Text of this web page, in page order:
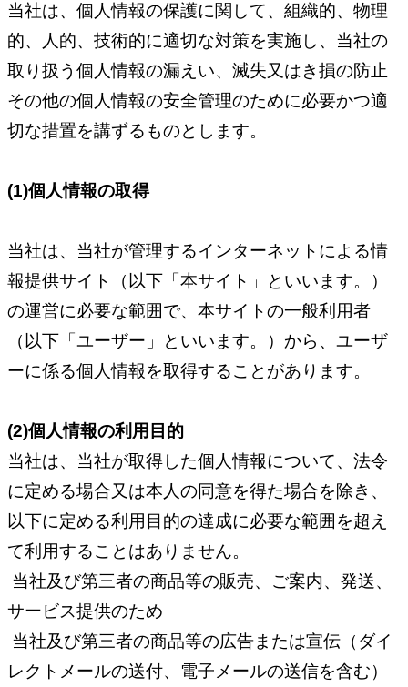
当社は、個人情報の保護に関して、組織的、物理
的、人的、技術的に適切な対策を実施し、当社の
取り扱う個人情報の漏えい、滅失又はき損の防止
その他の個人情報の安全管理のために必要かつ適
切な措置を講ずるものとします。
(1)個人情報の取得
当社は、当社が管理するインターネットによる情
報提供サイト（以下「本サイト」といいます。）
の運営に必要な範囲で、本サイトの一般利用者
（以下「ユーザー」といいます。）から、ユーザ
ーに係る個人情報を取得することがあります。
(2)個人情報の利用目的
当社は、当社が取得した個人情報について、法令
に定める場合又は本人の同意を得た場合を除き、
以下に定める利用目的の達成に必要な範囲を超え
て利用することはありません。
当社及び第三者の商品等の販売、ご案内、発送、
サービス提供のため
当社及び第三者の商品等の広告または宣伝（ダイ
レクトメールの送付、電子メールの送信を含む）